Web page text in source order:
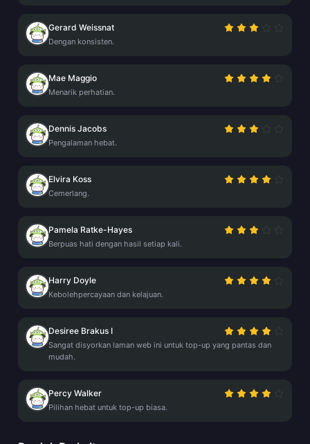
Gerard Weissnat
Dengan konsisten.
Mae Maggio
Menarik perhatian.
Dennis Jacobs
Pengalaman hebat.
Elvira Koss
Cemerlang.
Pamela Ratke-Hayes
Berpuas hati dengan hasil setiap kali.
Harry Doyle
Kebolehpercayaan dan kelajuan.
Desiree Brakus I
Sangat disyorkan laman web ini untuk top-up yang pantas dan
mudah.
Percy Walker
Pilihan hebat untuk top-up biasa.